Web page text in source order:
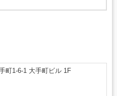
町1-6-1 大手町ビル 1F